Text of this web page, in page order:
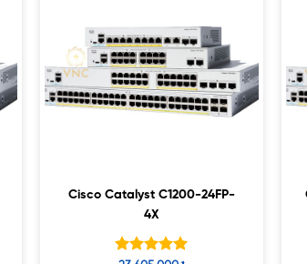
Cisco Catalyst C1200-24FP-
4X